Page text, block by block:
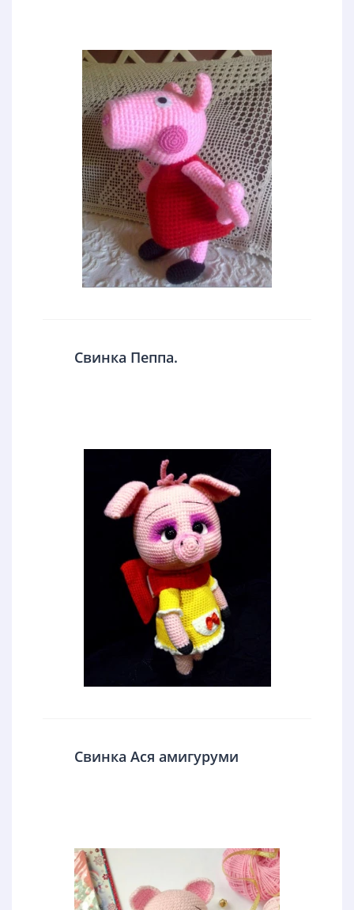
Свинка Пеппа.
Свинка Ася амигуруми